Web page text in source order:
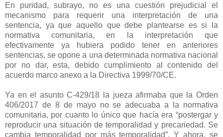
En puridad, subrayo, no es una cuestión prejudicial el
mecanismo para requerir una interpretación de una
sentencia, ya que aquello que debe plantearse es si la
normativa comunitaria, en la interpretación que
efectivamente ya hubiera podido tener en anteriores
sentencias, se opone a una determinada normativa nacional
por no dar, esta, debido cumplimiento al contenido del
acuerdo marco anexo a la Directiva 1999/70/CE.
Ya en el asunto C-429/18 la jueza afirmaba que la Orden
406/2017 de 8 de mayo no se adecuaba a la normativa
comunitaria, por cuanto lo único que hacía era “postergar y
reproducir una situación de temporalidad y precariedad. Se
cambia temporalidad por más temporalidad”. Y ahora, se